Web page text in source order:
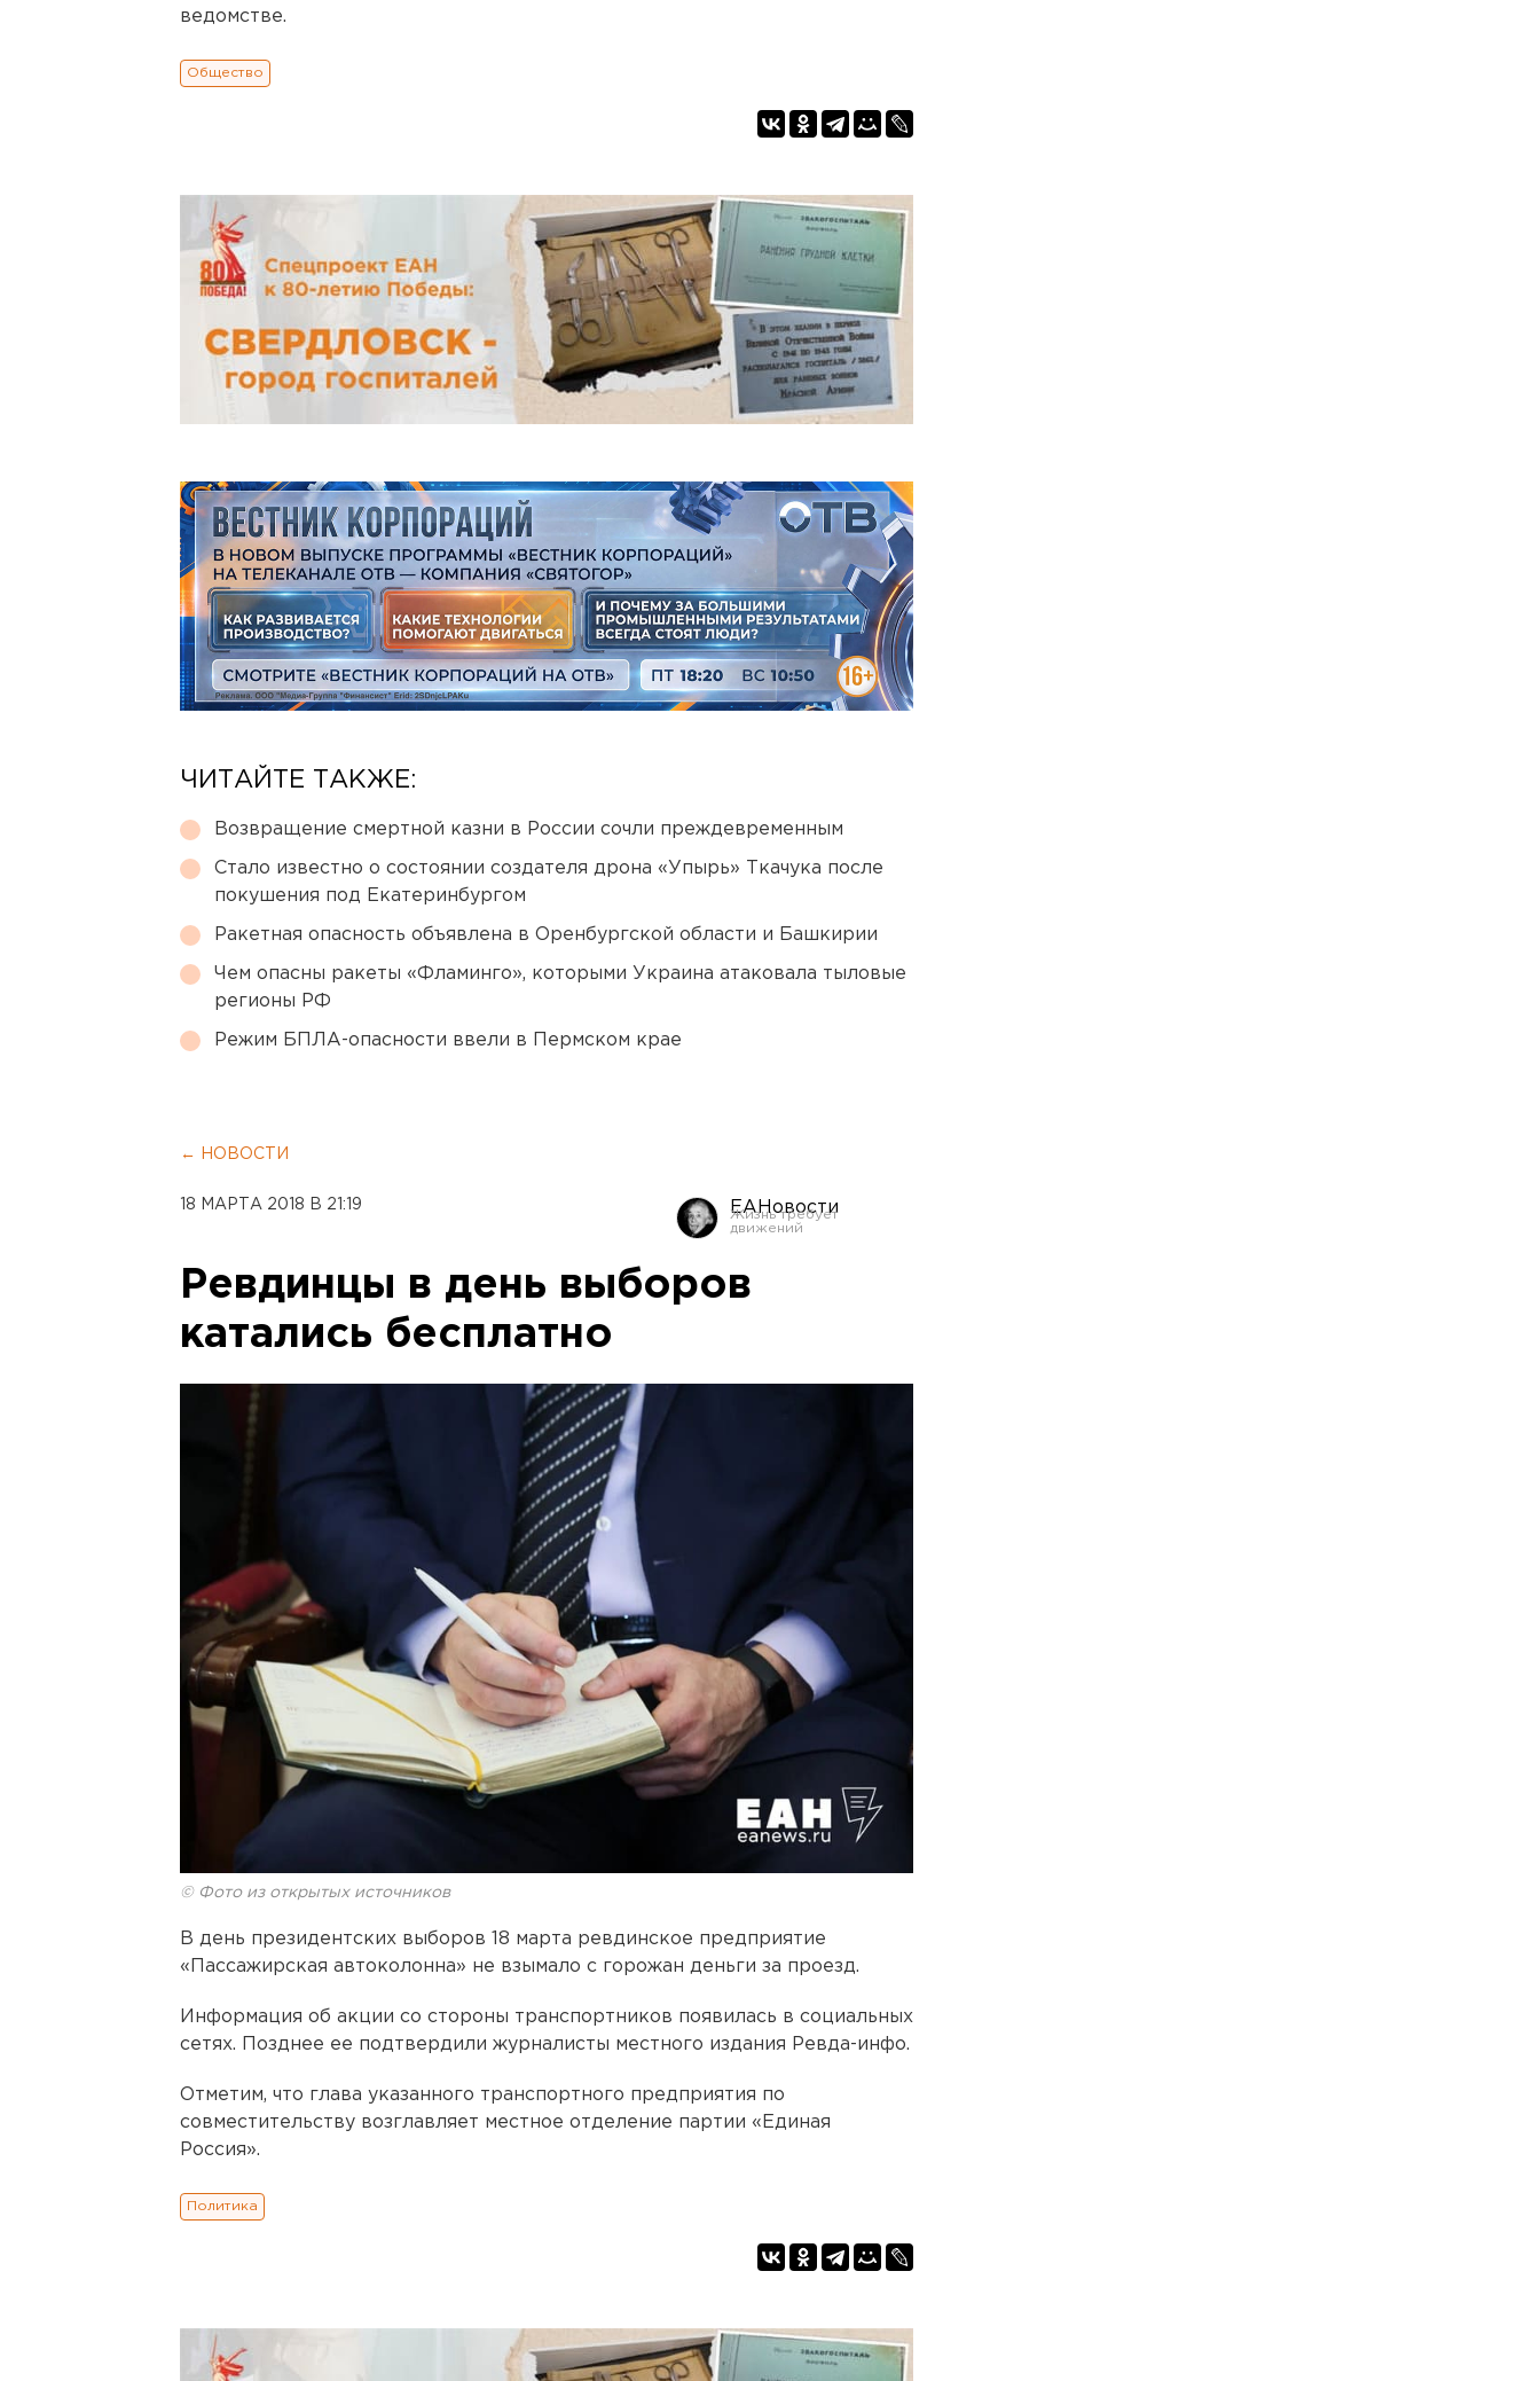
ведомстве.
Общество
ЧИТАЙТЕ ТАКЖЕ:
Возвращение смертной казни в России сочли преждевременным
Стало известно о состоянии создателя дрона «Упырь» Ткачука после
покушения под Екатеринбургом
Ракетная опасность объявлена в Оренбургской области и Башкирии
Чем опасны ракеты «Фламинго», которыми Украина атаковала тыловые
регионы РФ
Режим БПЛА-опасности ввели в Пермском крае
← НОВОСТИ
18 МАРТА 2018 В 21:19 ЕАНовости
Ревдинцы в день выборов
катались бесплатно
© Фото из открытых источников
В день президентских выборов 18 марта ревдинское предприятие
«Пассажирская автоколонна» не взымало с горожан деньги за проезд.
Информация об акции со стороны транспортников появилась в социальных
сетях. Позднее ее подтвердили журналисты местного издания Ревда-инфо.
Отметим, что глава указанного транспортного предприятия по
совместительству возглавляет местное отделение партии «Единая
Россия».
Политика